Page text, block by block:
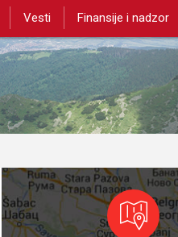
Vesti Finansije i nadzor